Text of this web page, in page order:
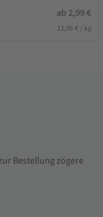
ab 2,99 €
11,96 €/ kg
Bestellung zögere